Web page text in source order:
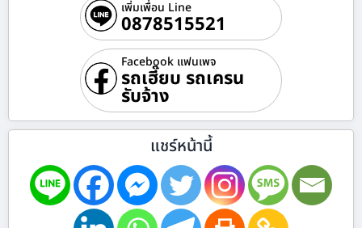
เพิ่มเพื่อน Line
0878515521
Facebook แฟนเพจ
รถเฮี๊ยบ รถเครน
รับจ้าง
แชร์หน้านี้